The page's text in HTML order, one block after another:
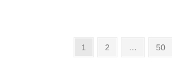
Page
1 Page
2 … Page
50